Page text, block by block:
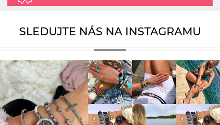
SLEDUJTE NÁS NA INSTAGRAMU